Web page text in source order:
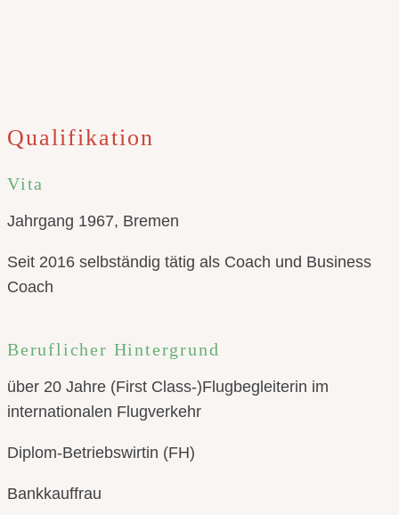
Qualifikation
Vita
Jahrgang 1967, Bremen
Seit 2016 selbständig tätig als Coach und Business
Coach
Beruflicher Hintergrund
über 20 Jahre (First Class-)Flugbegleiterin im
internationalen Flugverkehr
Diplom-Betriebswirtin (FH)
Bankkauffrau